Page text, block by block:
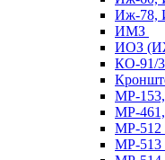
Иж-78,
ИМЗ
ИОЗ
КО-91/
МР-
МР-
МР-512
МР-513